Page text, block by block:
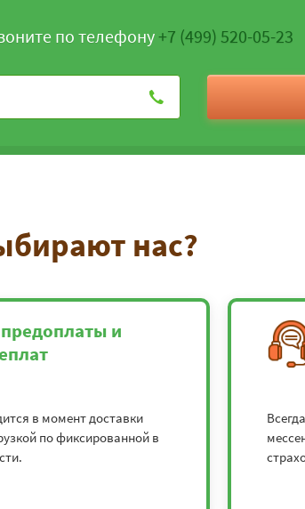
по телефону+7 (499) 520-05-23
нас?
и
в момент доставки
по фиксированной в